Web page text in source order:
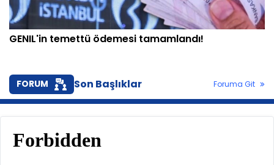
GENIL'in temettü ödemesi tamamlandı!
FORUM Son Başlıklar Foruma Git